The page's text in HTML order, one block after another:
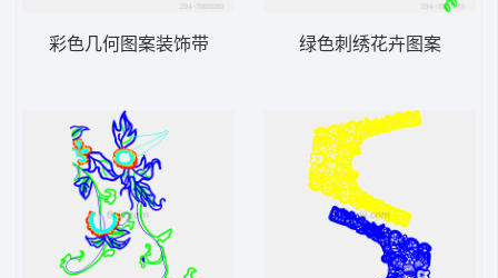
彩色几何图案装饰带 绿色刺绣花卉图案